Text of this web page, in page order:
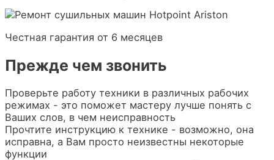
Честная гарантия от 6 месяцев
Прежде чем звонить
Проверьте работу техники в различных рабочих
режимах - это поможет мастеру лучше понять с
Ваших слов, в чем неисправность
Прочтите инструкцию к технике - возможно, она
исправна, а Вам просто неизвестны некоторые
функции